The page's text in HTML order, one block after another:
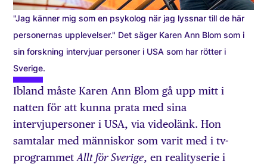
"Jag känner mig som en psykolog när jag lyssnar till de här
personernas upplevelser." Det säger Karen Ann Blom som i
sin forskning intervjuar personer i USA som har rötter i
Sverige.
Ibland måste Karen Ann Blom gå upp mitt i
natten för att kunna prata med sina
intervjupersoner i USA, via video­länk. Hon
samtalar med människor som varit med i tv-
programmetAllt för Sverige, en realityserie i